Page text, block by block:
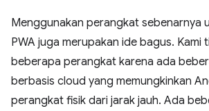
Menggunakan perangkat sebenarnya
PWA juga merupakan ide bagus. Kami
beberapa perangkat karena ada
berbasis cloud yang memungkinkan
perangkat fisik dari jarak jauh. Ada